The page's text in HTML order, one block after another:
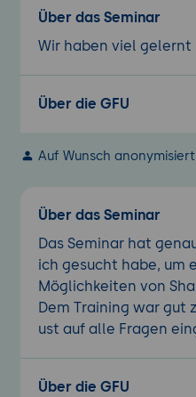
Über das Seminar
Wir haben viel gelernt
Über die GFU
Auf Wunsch anonymisiert
Über das Seminar
Das Seminar hat
ich gesucht habe, um
Möglichkeiten von
Dem Training war gut
ust auf alle Fragen
Über die GFU